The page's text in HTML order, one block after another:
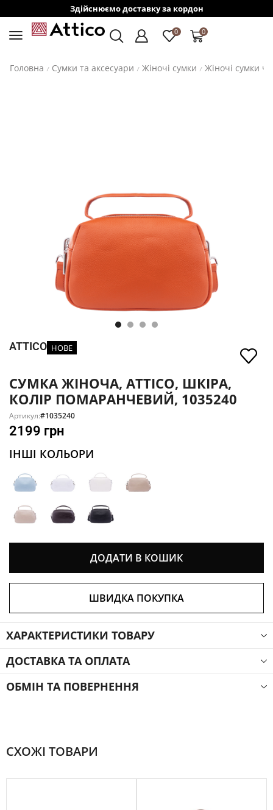
Здійснюємо доставку за кордон
0 0
Головна / Сумки та аксесуари / Жіночі сумки / Жіночі сумки
ATTICO НОВЕ
СУМКА ЖІНОЧА, ATTICO, ШКІРА,
КОЛІР ПОМАРАНЧЕВИЙ, 1035240
Артикул:#1035240
2199 грн
ІНШІ КОЛЬОРИ
ДОДАТИ В КОШИК
ШВИДКА ПОКУПКА
ХАРАКТЕРИСТИКИ ТОВАРУ
ДОСТАВКА ТА ОПЛАТА
ОБМІН ТА ПОВЕРНЕННЯ
СХОЖІ ТОВАРИ